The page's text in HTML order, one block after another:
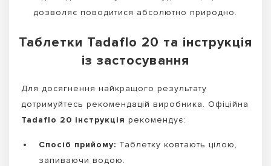
дозволяє поводитися абсолютно природно.
Таблетки Tadaflo 20 та інструкція
із застосування
Для досягнення найкращого результату
дотримуйтесь рекомендацій виробника. Офіційна
Tadaflo 20 інструкція рекомендує:
Спосіб прийому: Таблетку ковтають цілою,
запиваючи водою.